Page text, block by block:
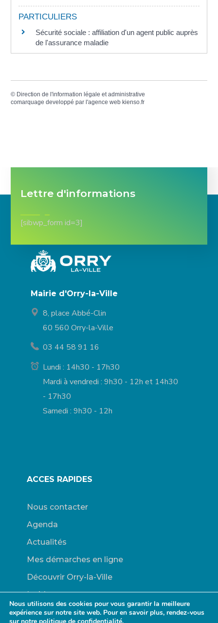
PARTICULIERS
Sécurité sociale : affiliation d'un agent public auprès
de l'assurance maladie
© Direction de l'information légale et administrative
comarquage developpé par l'agence web kienso.fr
Lettre d'informations
[sibwp_form id=3]
Mairie d'Orry-la-Ville
8, place Abbé-Clin
60 560 Orry-la-Ville
03 44 58 91 16
Lundi : 14h30 - 17h30
Mardi à vendredi : 9h30 - 12h et 14h30
- 17h30
Samedi : 9h30 - 12h
ACCES RAPIDES
Nous contacter
Agenda
Actualités
Mes démarches en ligne
Découvrir Orry-la-Ville
Le blason
Bulletins Municipaux
Nous utilisons des cookies pour vous garantir la meilleure
expérience sur notre site web. Pour en savoir plus, rendez-vous